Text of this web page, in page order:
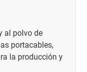
al polvo de
portacables,
la producción y